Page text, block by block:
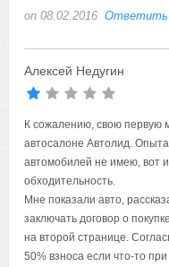
on 08.02.2016 Ответить
Алексей Недугин
К сожалению, свою первую
автосалоне Автолид.
автомобилей не имею, вот
обходительность.
Мне показали авто,
заключать договор о
на второй странице.
50% взноса если что-то